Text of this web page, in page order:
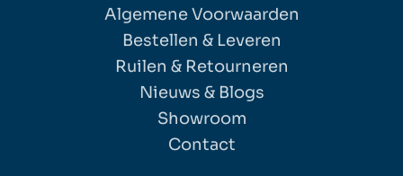
Algemene Voorwaarden
Bestellen & Leveren
Ruilen & Retourneren
Nieuws & Blogs
Showroom
Contact